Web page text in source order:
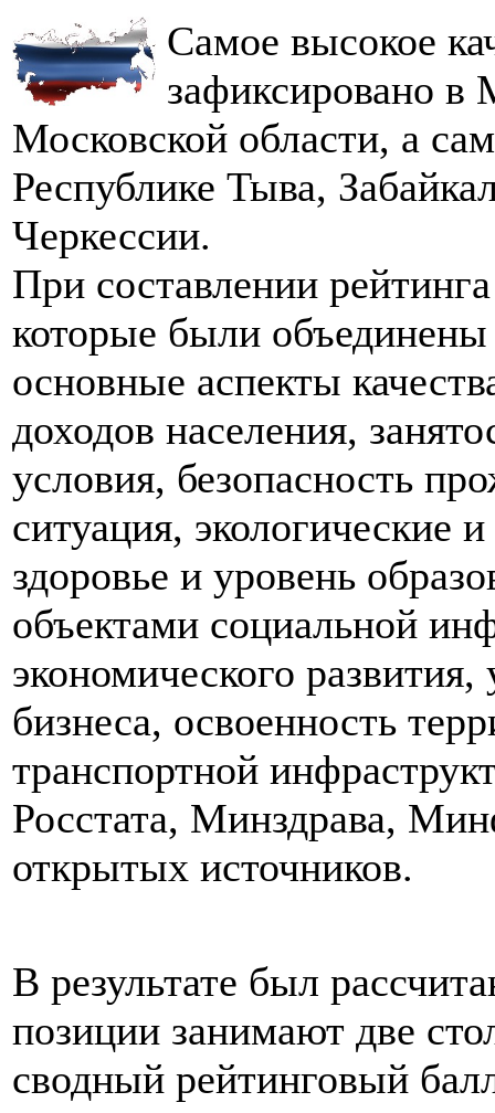
Самое высокое
зафиксировано в
Московской области, а
Республике Тыва,
Черкессии.
При составлении
которые были
основные аспекты
доходов населения,
условия, безопасность
ситуация, экологические
здоровье и уровень
объектами социальной
экономического
бизнеса, освоенность
транспортной
Росстата, Минздрава,
открытых источников.
В результате был
позиции занимают две
сводный рейтинговый